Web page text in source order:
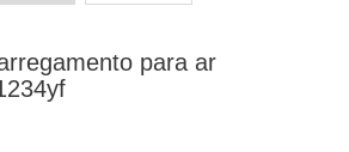
para ar